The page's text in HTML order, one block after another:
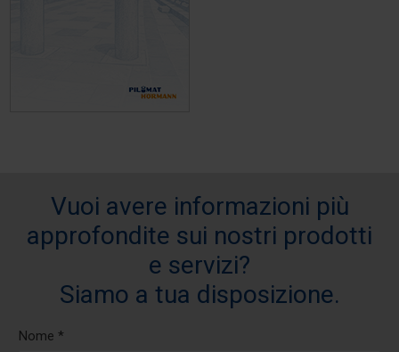
Vuoi avere informazioni più
approfondite sui nostri prodotti
e servizi?
Siamo a tua disposizione.
Nome *